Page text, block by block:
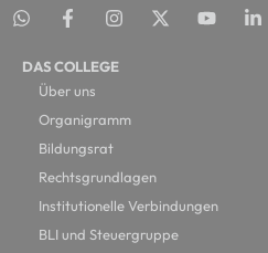
DAS COLLEGE
Über uns
Organigramm
Bildungsrat
Rechtsgrundlagen
Institutionelle Verbindungen
BLI und Steuergruppe